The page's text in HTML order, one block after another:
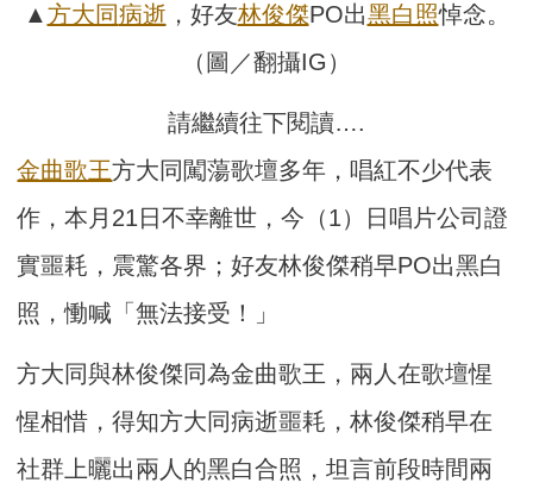
▲ 方大同病逝 ，好友林俊傑PO出黑白照悼念。
（圖／翻攝IG）
請繼續往下閱讀….
金曲歌王方大同闖蕩歌壇多年，唱紅不少代表
作，本月21日不幸離世，今（1）日唱片公司證
實噩耗，震驚各界；好友林俊傑稍早PO出黑白
照，慟喊「無法接受！」
方大同與林俊傑同為金曲歌王，兩人在歌壇惺
惺相惜，得知方大同病逝噩耗，林俊傑稍早在
社群上曬出兩人的黑白合照，坦言前段時間兩